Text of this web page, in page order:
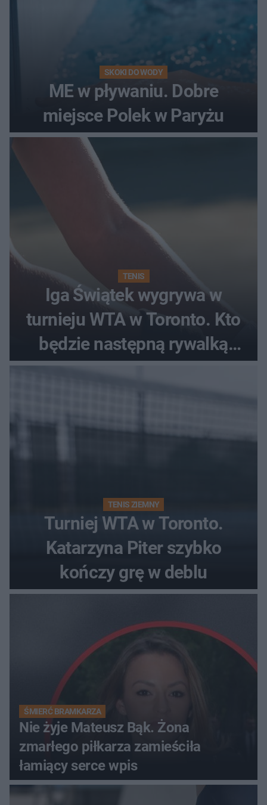
SKOKI DO WODY
ME w pływaniu. Dobre
miejsce Polek w Paryżu
TENIS
Iga Świątek wygrywa w
turnieju WTA w Toronto. Kto
będzie następną rywalką
TENIS ZIEMNY
Turniej WTA w Toronto.
Katarzyna Piter szybko
kończy grę w deblu
ŚMIERĆ BRAMKARZA
Nie żyje Mateusz Bąk. Żona
zmarłego piłkarza zamieściła
łamiący serce wpis